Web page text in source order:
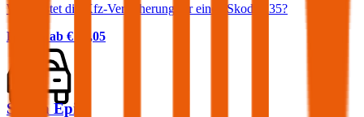
Was kostet die Kfz-Versicherung für einen Skoda 135?
Prämie ab € 25,05
Skoda Epiq